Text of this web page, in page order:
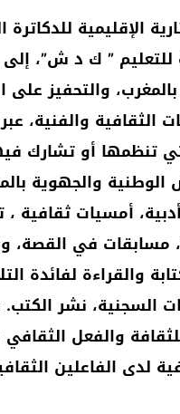
الإقليمية للدكاترة
للتعليم ” ك د ش”،
والتحفيز على
الثقافية والفنية،
تنظمها أو تشارك
والجهوية
أمسيات ثقافية ،
مسابقات في القصة،
والقراءة لفائدة
السجنية، نشر الكتب.
والفعل الثقافي
لدى الفاعلين